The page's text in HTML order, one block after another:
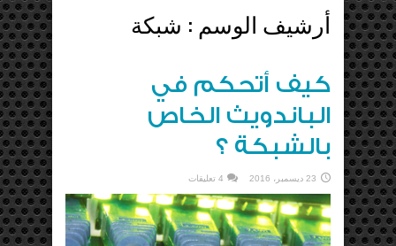
أرشيف الوسم : شبكة
كيف أتحكم في
الباندويث الخاص
بالشبكة ؟
23 ديسمبر، 2016 4 تعليقات